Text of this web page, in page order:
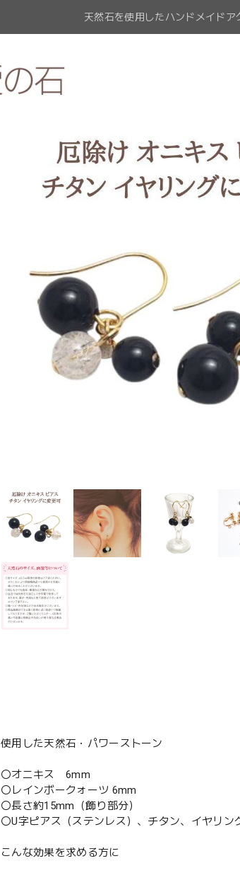
天然石を使用したハンドメイドア
使用した天然石・パワーストーン
〇オニキス 6mm
〇レインボークォーツ 6mm
〇長さ約15mm（飾り部分）
〇U字ピアス（ステンレス）、チタン、イヤリン
こんな効果を求める方に